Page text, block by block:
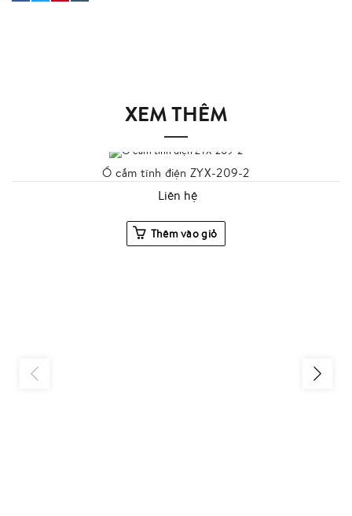
XEM THÊM
Ổ cắm tĩnh điện ZYX-209-2
Liên hệ
Thêm vào giỏ